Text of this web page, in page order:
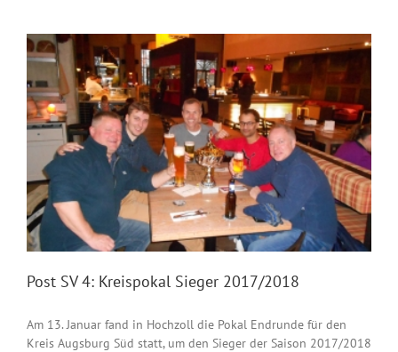
Post SV 4: Kreispokal Sieger 2017/2018
Am 13. Januar fand in Hochzoll die Pokal Endrunde für den
Kreis Augsburg Süd statt, um den Sieger der Saison 2017/2018